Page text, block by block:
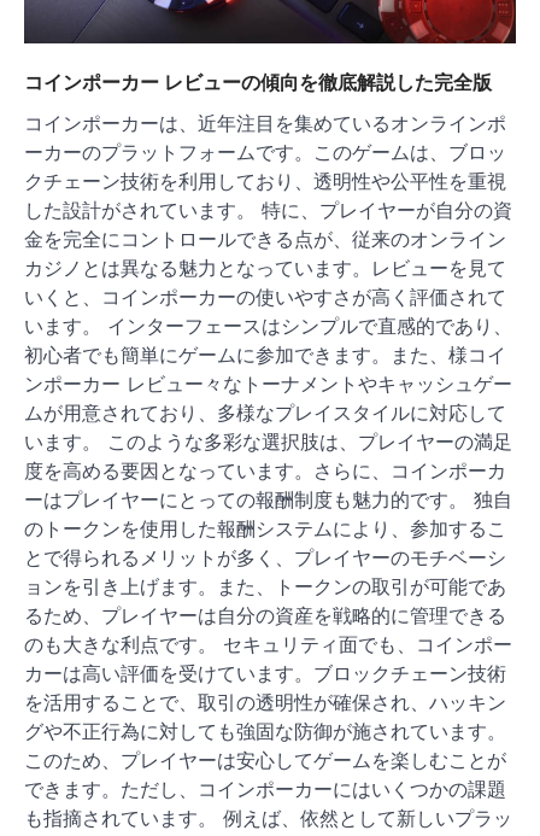
コインポーカー レビューの傾向を徹底解説した完全版
コインポーカーは、近年注目を集めているオンラインポ
ーカーのプラットフォームです。このゲームは、ブロッ
クチェーン技術を利用しており、透明性や公平性を重視
した設計がされています。 特に、プレイヤーが自分の資
金を完全にコントロールできる点が、従来のオンライン
カジノとは異なる魅力となっています。レビューを見て
いくと、コインポーカーの使いやすさが高く評価されて
います。 インターフェースはシンプルで直感的であり、
初心者でも簡単にゲームに参加できます。また、様コイ
ンポーカー レビュー々なトーナメントやキャッシュゲー
ムが用意されており、多様なプレイスタイルに対応して
います。 このような多彩な選択肢は、プレイヤーの満足
度を高める要因となっています。さらに、コインポーカ
ーはプレイヤーにとっての報酬制度も魅力的です。 独自
のトークンを使用した報酬システムにより、参加するこ
とで得られるメリットが多く、プレイヤーのモチベーシ
ョンを引き上げます。また、トークンの取引が可能であ
るため、プレイヤーは自分の資産を戦略的に管理できる
のも大きな利点です。 セキュリティ面でも、コインポー
カーは高い評価を受けています。ブロックチェーン技術
を活用することで、取引の透明性が確保され、ハッキン
グや不正行為に対しても強固な防御が施されています。
このため、プレイヤーは安心してゲームを楽しむことが
できます。ただし、コインポーカーにはいくつかの課題
も指摘されています。 例えば、依然として新しいプラッ